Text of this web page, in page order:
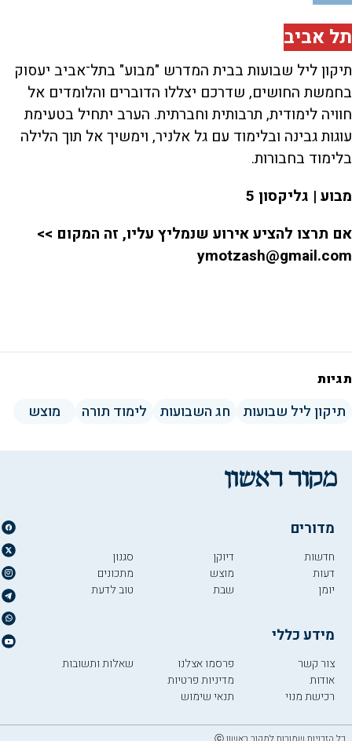
תל אביב
תיקון ליל שבועות בבית המדרש "מבוע" בתל־אביב יעסוק
בחמשת החושים, שדרכם יצללו הדוברים והלומדים אל
חוויה לימודית, תרבותית וחברתית. הערב יתחיל בטעימת
עוגות גבינה ובלימוד עם גל אלניר, וימשיך אל תוך הלילה
בלימוד בחבורות.
מבוע | גליקסון 5
אם תרצו להציע אירוע שנמליץ עליו, זה המקום >>
ymotzash@gmail.com
תגיות
תיקון ליל שבועות חג השבועות לימוד תורה מוצש
מדורים
חדשות
דעות
יומן
דיוקן
מוצש
שבת
סגנון
מתכונים
טוב לדעת
מידע כללי
צור קשר
אודות
רכישת מנוי
פרסמו אצלנו
מדיניות פרטיות
תנאי שימוש
שאלות ותשובות